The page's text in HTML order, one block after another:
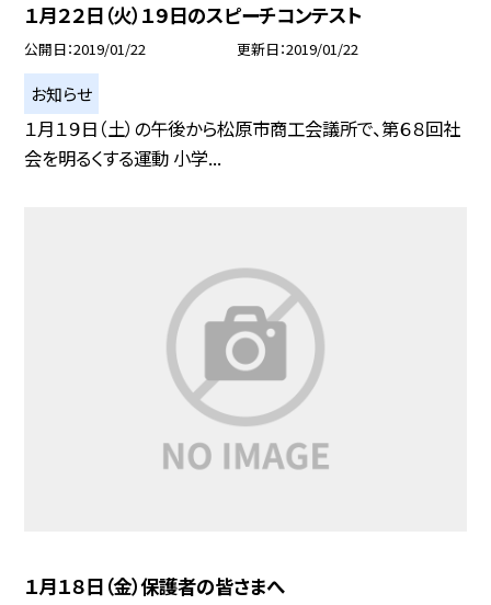
１月２２日（火）１９日のスピーチコンテスト
公開日 2019/01/22 更新日 2019/01/22
お知らせ
１月１９日（土）の午後から松原市商工会議所で、第６８回社
会を明るくする運動 小学...
１月１８日（金）保護者の皆さまへ